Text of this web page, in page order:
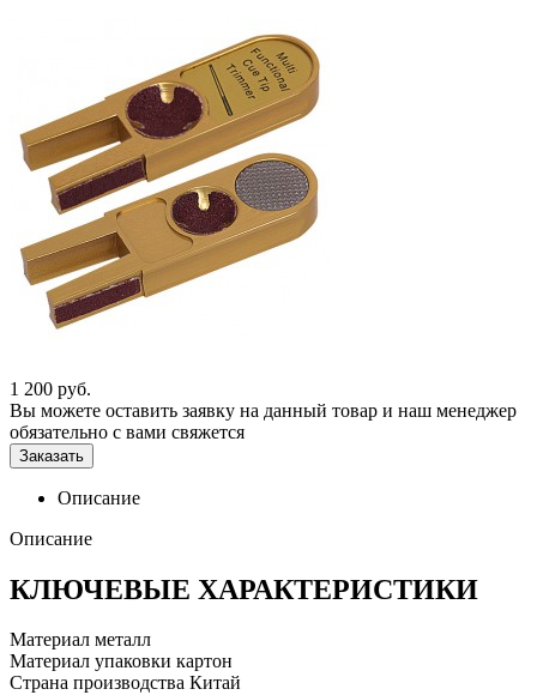
1 200 руб.
Вы можете оставить заявку на данный товар и наш менеджер
обязательно с вами свяжется
Заказать
Описание
Описание
КЛЮЧЕВЫЕ ХАРАКТЕРИСТИКИ
Материал металл
Материал упаковки картон
Страна производства Китай